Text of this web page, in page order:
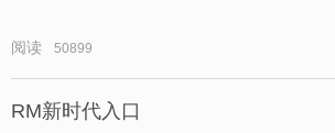
阅读 50899
RM新时代入口